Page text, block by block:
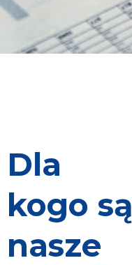
Dla
kogo są
nasze